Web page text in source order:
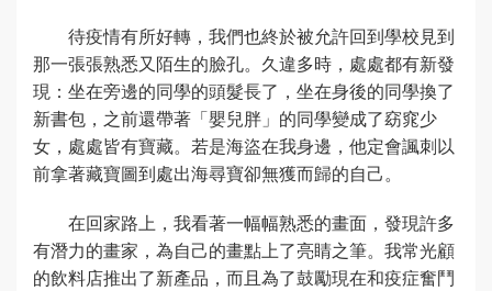
待疫情有所好轉，我們也終於被允許回到學校見到
那一張張熟悉又陌生的臉孔。久違多時，處處都有新發
現：坐在旁邊的同學的頭髮長了，坐在身後的同學換了
新書包，之前還帶著「嬰兒胖」的同學變成了窈窕少
女，處處皆有寶藏。若是海盜在我身邊，他定會諷刺以
前拿著藏寶圖到處出海尋寶卻無獲而歸的自己。
在回家路上，我看著一幅幅熟悉的畫面，發現許多
有潛力的畫家，為自己的畫點上了亮睛之筆。我常光顧
的飲料店推出了新產品，而且為了鼓勵現在和疫症奮鬥